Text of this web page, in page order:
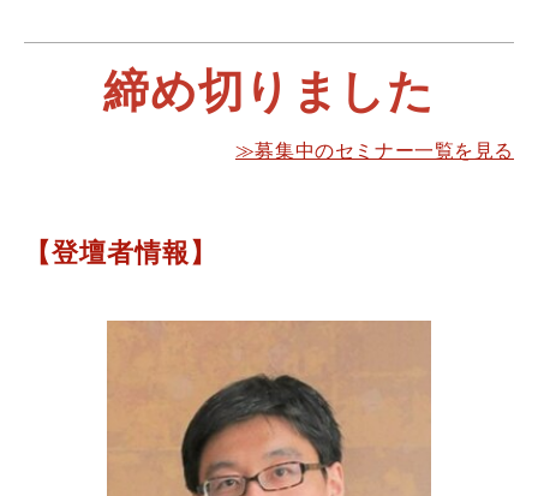
締め切りました
≫募集中のセミナー一覧を見る
【登壇者情報】